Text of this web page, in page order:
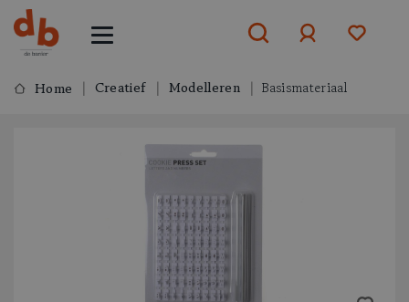
ofaanmelden
Home Creatief Modelleren Basismateriaal